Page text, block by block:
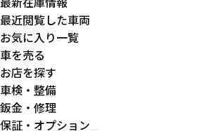
最近閲覧した車両
お気に入り一覧
車を売る
お店を探す
車検・整備
鈑金・修理
保証・オプション